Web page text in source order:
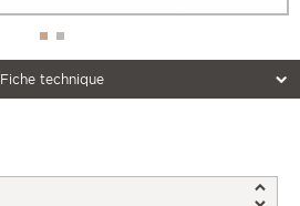
Fiche technique